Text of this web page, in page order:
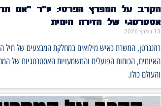
הקרב על המפרץ הפרסי: יו"ר "אם
אסטרטגי של הזירה הימית
13 במרץ 2026
רוזנגרטן, המשרת כאיש מילואים במחלקת המבצעים של חיל
האיומים, הכוחות הפועלים והמשמעויות האסטרטגיות של
והעולם כולו.